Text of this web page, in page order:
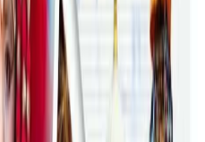
कर्मचारीले भ्रष्टाचार गरेको
राजीनामा